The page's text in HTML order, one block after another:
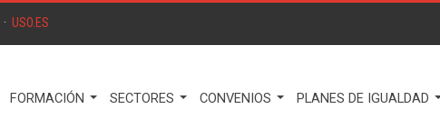
· USO.ES
FORMACIÓN SECTORES CONVENIOS PLANES DE IGUALDAD